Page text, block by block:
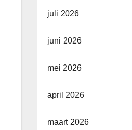
juli 2026
juni 2026
mei 2026
april 2026
maart 2026